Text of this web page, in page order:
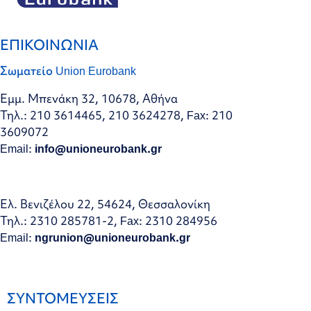
ΕΠΙΚΟΙΝΩΝΙΑ
Σωματείο Union Eurobank
Εμμ. Μπενάκη 32, 10678, Αθήνα
Τηλ.: 210 3614465, 210 3624278, Fax: 210
3609072
Email: info@unioneurobank.gr
Ελ. Βενιζέλου 22, 54624, Θεσσαλονίκη
Τηλ.: 2310 285781-2, Fax: 2310 284956
Email: ngrunion@unioneurobank.gr
ΣΥΝΤΟΜΕΥΣΕΙΣ